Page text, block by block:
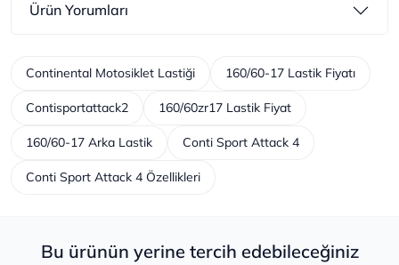
Ürün Yorumları
Continental Motosiklet Lastiği 160/60-17 Lastik Fiyatı
Contisportattack2 160/60zr17 Lastik Fiyat
160/60-17 Arka Lastik Conti Sport Attack 4
Conti Sport Attack 4 Özellikleri
Bu ürünün yerine tercih edebileceğiniz